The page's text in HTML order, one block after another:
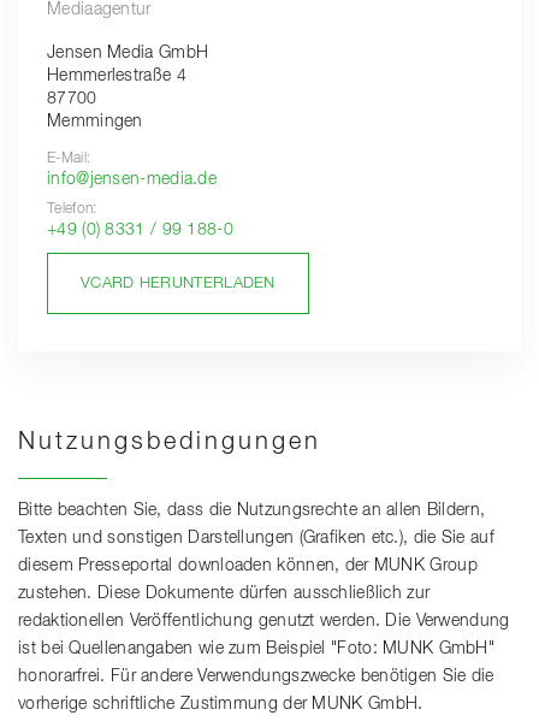
Mediaagentur
Jensen Media GmbH
Hemmerlestraße 4
87700
Memmingen
E-Mail:
info@jensen-media.de
Telefon:
+49 (0) 8331 / 99 188-0
VCARD HERUNTERLADEN
Nutzungsbedingungen
Bitte beachten Sie, dass die Nutzungsrechte an allen Bildern,
Texten und sonstigen Darstellungen (Grafiken etc.), die Sie auf
diesem Presseportal downloaden können, der MUNK Group
zustehen. Diese Dokumente dürfen ausschließlich zur
redaktionellen Veröffentlichung genutzt werden. Die Verwendung
ist bei Quellenangaben wie zum Beispiel "Foto: MUNK GmbH"
honorarfrei. Für andere Verwendungszwecke benötigen Sie die
vorherige schriftliche Zustimmung der MUNK GmbH.